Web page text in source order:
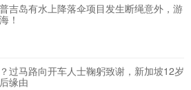
吉岛有水上降落伞项目发生断绳意外，游
！
过马路向开车人士鞠躬致谢，新加坡12岁
缘由